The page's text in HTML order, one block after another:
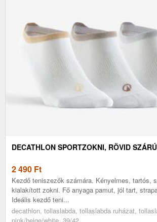
DECATHLON SPORTZOKNI, RÖVID
2 490 Ft
Kezdő teniszezők számára. Kényelmes, tartós,
kialakított zokni. Fő anyaga pamut, jól tart,
Ideális kezdő teni...
decathlon, tollaslabda, tollaslabda ruházat,